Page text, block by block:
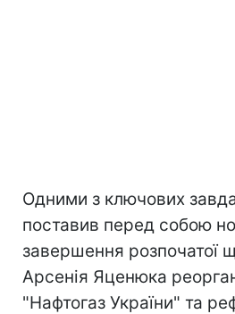
Одними з ключових
поставив перед собою
завершення розпочатої
Арсенія Яценюка
"Нафтогаз України" та